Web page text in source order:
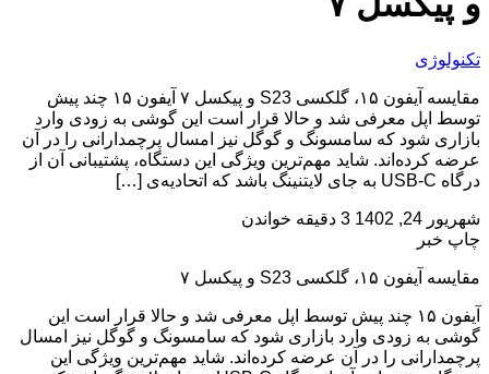
تکنولوژی
مقایسه آیفون ۱۵، گلکسی S23 و پیکسل ۷ آیفون ۱۵ چند پیش
توسط اپل معرفی شد و حالا قرار است این گوشی به زودی وارد
بازاری شود که سامسونگ و گوگل نیز امسال پرچمدارانی را در آن
عرضه کرده‌اند. شاید مهم‌ترین ویژگی این دستگاه، پشتیبانی آن از
درگاه USB-C به جای لایتنینگ باشد که اتحادیه‌ی […]
شهریور 24, 1402
3 دقیقه خواندن
چاپ خبر
مقایسه آیفون ۱۵، گلکسی S23 و پیکسل ۷
آیفون ۱۵ چند پیش توسط اپل معرفی شد و حالا قرار است این
گوشی به زودی وارد بازاری شود که سامسونگ و گوگل نیز امسال
پرچمدارانی را در آن عرضه کرده‌اند. شاید مهم‌ترین ویژگی این